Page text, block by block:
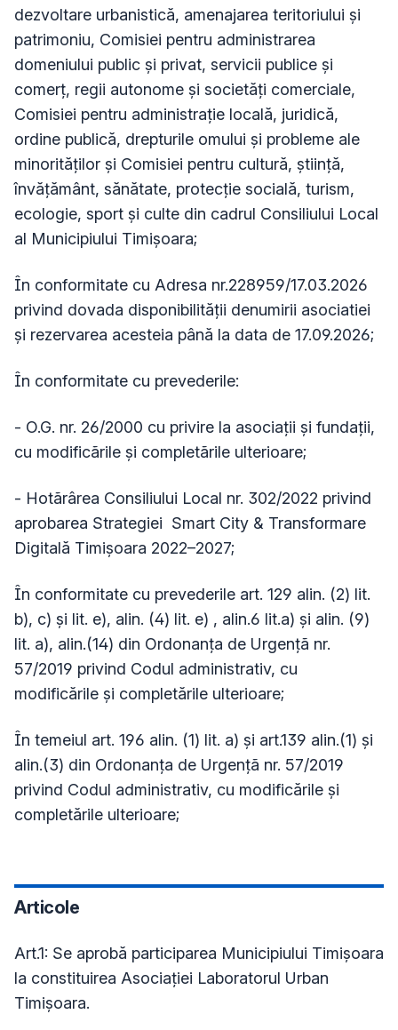
dezvoltare urbanistică, amenajarea teritoriului și
patrimoniu, Comisiei pentru administrarea
domeniului public și privat, servicii publice și
comerț, regii autonome și societăți comerciale,
Comisiei pentru administrație locală, juridică,
ordine publică, drepturile omului și probleme ale
minorităților și Comisiei pentru cultură, știință,
învățământ, sănătate, protecție socială, turism,
ecologie, sport și culte din cadrul Consiliului Local
al Municipiului Timișoara;
În conformitate cu Adresa nr.228959/17.03.2026
privind dovada disponibilității denumirii asociatiei
și rezervarea acesteia până la data de 17.09.2026;
În conformitate cu prevederile:
- O.G. nr. 26/2000 cu privire la asociații și fundații,
cu modificãrile și completãrile ulterioare;
- Hotãrârea Consiliului Local nr. 302/2022 privind
aprobarea Strategiei Smart City & Transformare
Digitală Timișoara 2022–2027;
În conformitate cu prevederile art. 129 alin. (2) lit.
b), c) și lit. e), alin. (4) lit. e) , alin.6 lit.a) și alin. (9)
lit. a), alin.(14) din Ordonanța de Urgențã nr.
57/2019 privind Codul administrativ, cu
modificările și completările ulterioare;
În temeiul art. 196 alin. (1) lit. a) și art.139 alin.(1) și
alin.(3) din Ordonanța de Urgențã nr. 57/2019
privind Codul administrativ, cu modificările și
completările ulterioare;
Articole
Art.1: Se aprobă participarea Municipiului Timişoara
la constituirea Asociaţiei Laboratorul Urban
Timișoara.